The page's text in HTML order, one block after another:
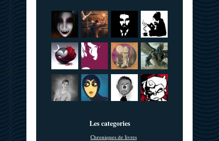
Les categories
Chroniques de livres